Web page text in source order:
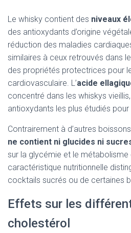
Le whisky contient des niveaux
des antioxydants d’origine
réduction des maladies
similaires à ceux retrouvés dans
des propriétés protectrices pour
cardiovasculaire. L’acide
concentré dans les whiskys
antioxydants les plus étudiés
Contrairement à d’autres
ne contient ni glucides ni
sur la glycémie et le métabolisme
caractéristique nutritionnelle
cocktails sucrés ou de certaines
Effets sur les
cholestérol